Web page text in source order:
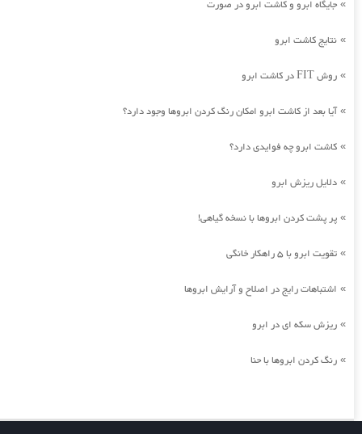
» جایگاه ابرو و کاشت ابرو در صورت
» نتایج کاشت ابرو
» روش FIT در کاشت ابرو
»آیا بعد از کاشت ابرو امکان رنگ کردن ابروها وجود دارد؟
» کاشت ابرو چه فوایدی دارد؟
» دلایل ریزش ابرو
» پر پشت کردن ابروها با نسخه گیاهی!
» تقویت ابرو با 5 راهکار خانگی
» اشتباهات رایج در اصلاح و آرایش ابروها
» ریزش سکه ای در ابرو
» رنگ کردن ابروها با حنا